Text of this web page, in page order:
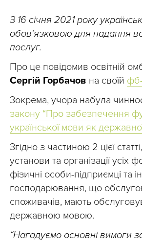
З 16 січня 2021 року
обов’язковою для надання
послуг.
Про це повідомив освітній
Сергій Горбачов на своїй фб-
Зокрема, учора набула
закону “Про забезпечення
української мови як
Згідно з частиною 2 цієї
установи та організації усіх
фізичні особи-підприємці та
господарювання, що
споживачів, мають
державною мовою.
“Нагадуємо основні вимоги